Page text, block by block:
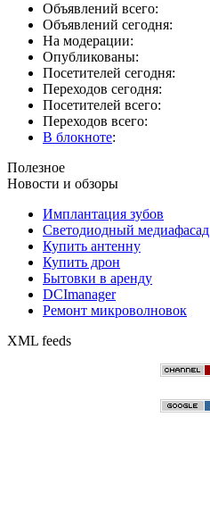
Объявлений всего:
Объявлений сегодня:
На модерации:
Опубликованы:
Посетителей сегодня:
Переходов сегодня:
Посетителей всего:
Переходов всего:
В блокноте:
Полезное
Новости и обзоры
Имплантация зубов
Светодиодный медиафасад
Купить антенну
Купить дрон
Бытовки в аренду
DCImanager
Ремонт микроволновок
XML feeds